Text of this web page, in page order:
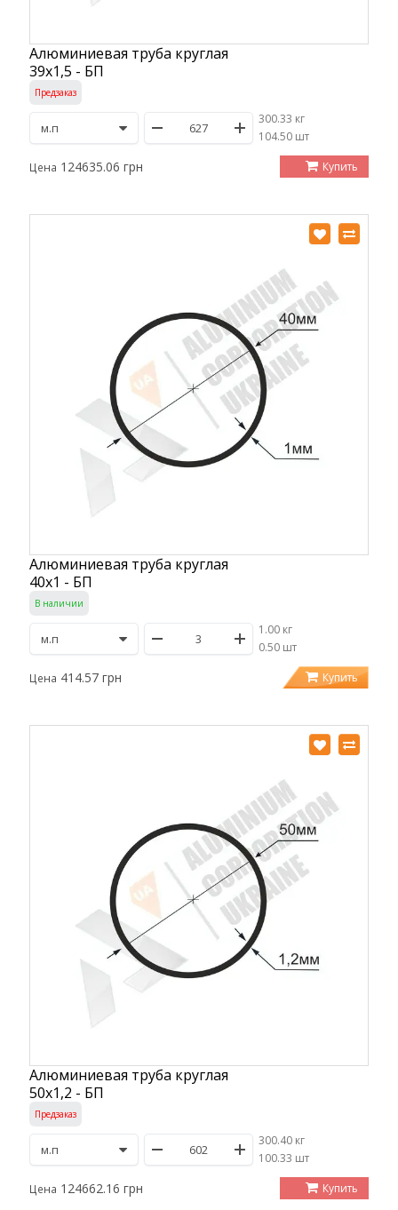
Алюминиевая труба круглая
39х1,5 - БП
Предзаказ
300.33 кг
/104.50 шт
Цена 124635.06 грн Купить
Алюминиевая труба круглая
40х1 - БП
В наличии
1.00 кг
/0.50 шт
Цена 414.57 грн Купить
Алюминиевая труба круглая
50х1,2 - БП
Предзаказ
300.40 кг
/100.33 шт
Цена 124662.16 грн Купить